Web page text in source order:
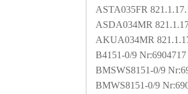
ASTA035FR
ASDA034MR
AKUA034MR
B4151-0/9 Nr:6904717
BMSWS8151-0/9
BMWS8151-0/9